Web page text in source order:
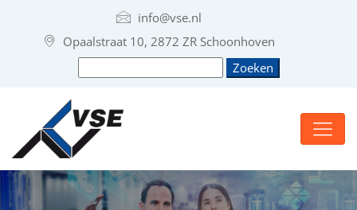
info@vse.nl
Opaalstraat 10, 2872 ZR Schoonhoven